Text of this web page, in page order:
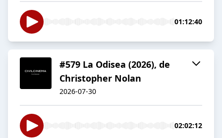
01:12:40
#579 La Odisea (2026), de
Christopher Nolan
2026-07-30
02:02:12